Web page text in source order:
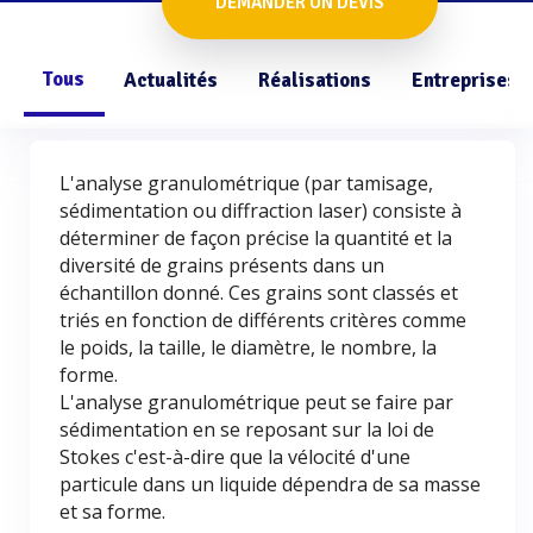
Tous Actualités Réalisations Entreprises
L'analyse granulométrique (par tamisage,
sédimentation ou diffraction laser) consiste à
déterminer de façon précise la quantité et la
diversité de grains présents dans un
échantillon donné. Ces grains sont classés et
triés en fonction de différents critères comme
le poids, la taille, le diamètre, le nombre, la
forme.
L'analyse granulométrique peut se faire par
sédimentation en se reposant sur la loi de
Stokes c'est-à-dire que la vélocité d'une
particule dans un liquide dépendra de sa masse
et sa forme.